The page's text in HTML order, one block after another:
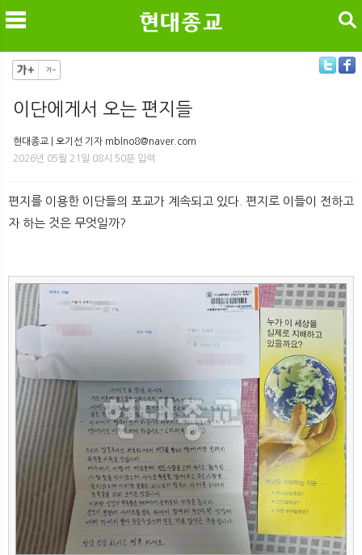
색
검색
이단에게서 오는 편지들
현대종교 | 오기선 기자 mblno8@naver.com
2026년 05월 21일 08시 50분 입력
편지를 이용한 이단들의 포교가 계속되고 있다. 편지로 이들이 전하고
자 하는 것은 무엇일까?